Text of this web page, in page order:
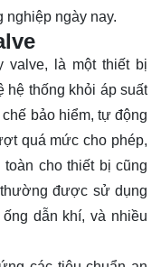
nghiệp ngày nay.
valve, là một thiết bị
hệ thống khỏi áp suất
bảo hiểm, tự động
quá mức cho phép,
cho thiết bị cũng
được sử dụng
dẫn khí, và nhiều